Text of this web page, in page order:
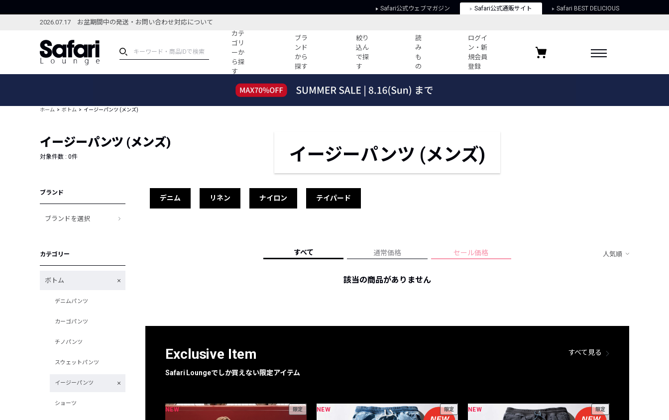
Safari公式ウェブマガジン Safari公式通販サイト Safari BEST DELICIOUS
2026.07.17 お盆期間中の発送・お問い合わせ対応について
カテ
ゴリ
ーか
ら探
す
ブラ
ンド
から
探す
絞り
込ん
で探
す
読
み
も
の
ログイ
ン・新
規会員
登録
ブランドから探す
新着アイテム
編集部のおすすめアイテム
セール
コーディネート
すべての記事
HOTなコーデ TOP20
新ブランドご紹介！
ピックアップアイテム
フォーカスブランド
セールおすすめアイテム
会社概要
お気に入りブランド
ホーム ボトム イージーパンツ (メンズ)
イージーパンツ (メンズ)
対象件数 : 0件
ブランド
ブランドを選択
カテゴリー
ボトム
デニムパンツ
カーゴパンツ
チノパンツ
スウェットパンツ
イージーパンツ
ショーツ
イージーパンツ (メンズ)
デニム リネン ナイロン テイパード
すべて 通常価格 セール価格 人気順
該当の商品がありません
Exclusive Item
Safari Loungeでしか買えない限定アイテム
すべて見る
NEW 限定 NEW 限定 NEW 限定